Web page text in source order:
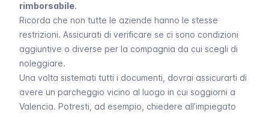
rimborsabile.
Ricorda che non tutte le aziende hanno le stesse
restrizioni. Assicurati di verificare se ci sono condizioni
aggiuntive o diverse per la compagnia da cui scegli di
noleggiare.
Una volta sistemati tutti i documenti, dovrai assicurarti di
avere un parcheggio vicino al luogo in cui soggiorni a
Valencia. Potresti, ad esempio, chiedere all’impiegato